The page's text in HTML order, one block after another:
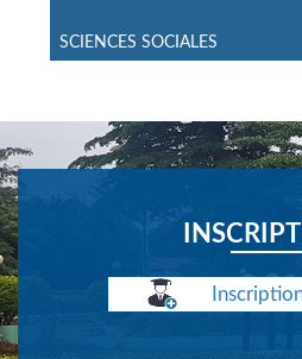
SCIENCES SOCIALES